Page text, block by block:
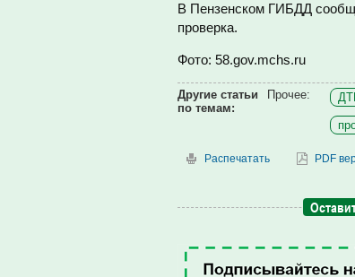
В Пензенском ГИБДД
проверка.
Фото: 58.gov.mchs.ru
Другие статьи
по темам:
Прочее:
Распечатать PDF